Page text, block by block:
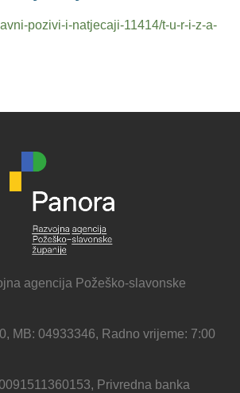
pozivi-i-natjecaji-11414/t-u-r-i-z-a-
agencija Požeško-slavonske
MB: 04933346, Radno vrijeme: 7:00
Privredna banka